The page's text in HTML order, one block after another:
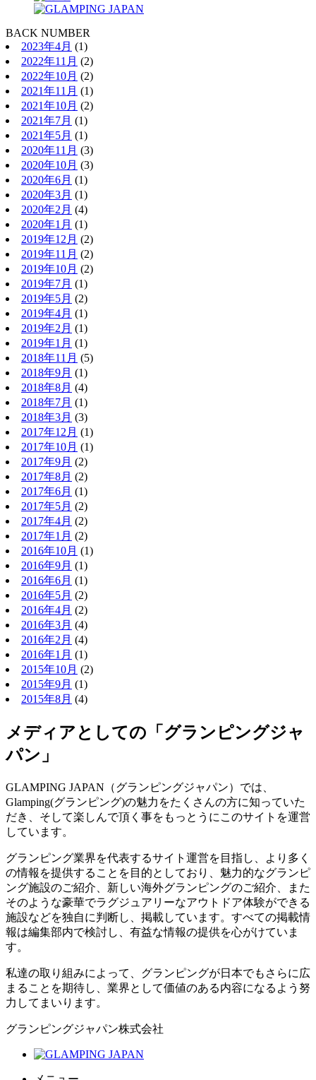
BACK NUMBER
2023年4月 (1)
2022年11月 (2)
2022年10月 (2)
2021年11月 (1)
2021年10月 (2)
2021年7月 (1)
2021年5月 (1)
2020年11月 (3)
2020年10月 (3)
2020年6月 (1)
2020年3月 (1)
2020年2月 (4)
2020年1月 (1)
2019年12月 (2)
2019年11月 (2)
2019年10月 (2)
2019年7月 (1)
2019年5月 (2)
2019年4月 (1)
2019年2月 (1)
2019年1月 (1)
2018年11月 (5)
2018年9月 (1)
2018年8月 (4)
2018年7月 (1)
2018年3月 (3)
2017年12月 (1)
2017年10月 (1)
2017年9月 (2)
2017年8月 (2)
2017年6月 (1)
2017年5月 (2)
2017年4月 (2)
2017年1月 (2)
2016年10月 (1)
2016年9月 (1)
2016年6月 (1)
2016年5月 (2)
2016年4月 (2)
2016年3月 (4)
2016年2月 (4)
2016年1月 (1)
2015年10月 (2)
2015年9月 (1)
2015年8月 (4)
メディアとしての「グランピングジャ
パン」
GLAMPING JAPAN（グランピングジャパン）では、
Glamping(グランピング)の魅力をたくさんの方に知っていた
だき、そして楽しんで頂く事をもっとうにこのサイトを運営
しています。
グランピング業界を代表するサイト運営を目指し、より多く
の情報を提供することを目的としており、魅力的なグランピ
ング施設のご紹介、新しい海外グランピングのご紹介、また
そのような豪華でラグジュアリーなアウトドア体験ができる
施設などを独自に判断し、掲載しています。すべての掲載情
報は編集部内で検討し、有益な情報の提供を心がけていま
す。
私達の取り組みによって、グランピングが日本でもさらに広
まることを期待し、業界として価値のある内容になるよう努
力してまいります。
グランピングジャパン株式会社